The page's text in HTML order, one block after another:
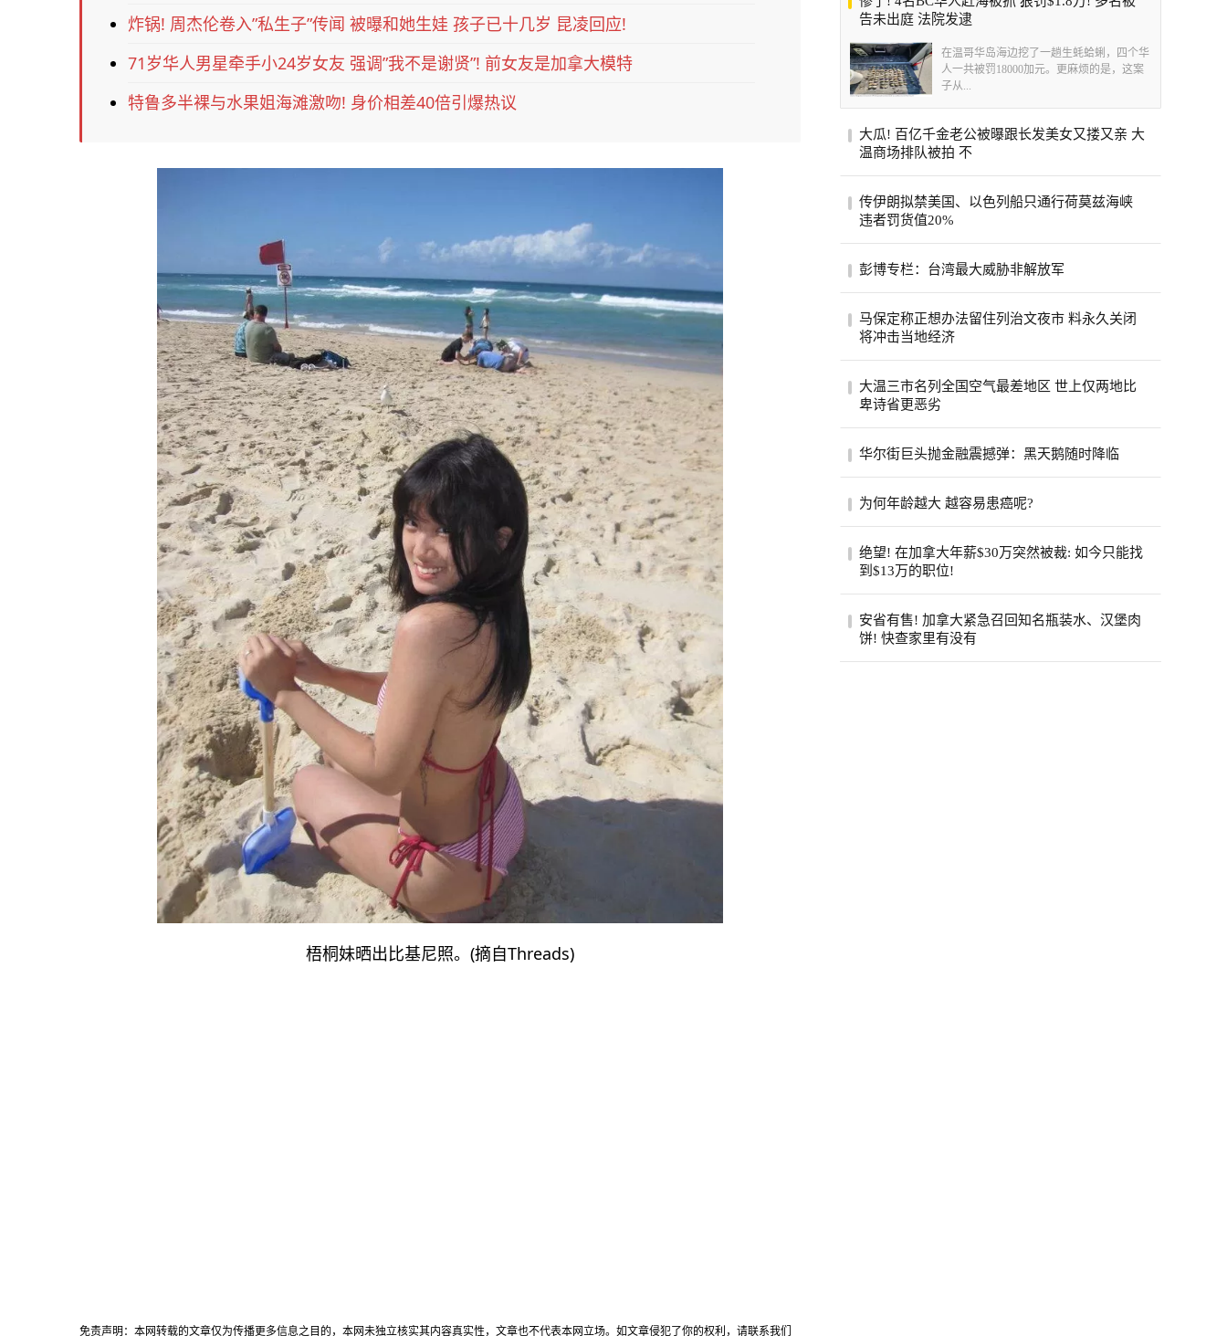
炸锅! 周杰伦卷入”私生子”传闻 被曝和她生娃 孩子已十几岁 昆凌回应!
71岁华人男星牵手小24岁女友 强调”我不是谢贤”! 前女友是加拿大模特
特鲁多半裸与水果姐海滩激吻! 身价相差40倍引爆热议
梧桐妹晒出比基尼照。(摘自Threads)
免责声明：本网转载的文章仅为传播更多信息之目的，本网未独立核实其内容真实性，文章也不代表本网立场。如文章侵犯了你的权利，请联系我们
告未出庭 法院发逮
在温哥华岛海边挖了一趟生蚝蛤蜊，四个华
人一共被罚18000加元。更麻烦的是，这案
子从...
大瓜! 百亿千金老公被曝跟长发美女又搂又亲 大
温商场排队被拍 不
然把香港豪门圈炸开了锅。8月6日，有网友
在社...
传伊朗拟禁美国、以色列船只通行荷莫兹海峡
违者罚货值20%
半官方媒体法斯通讯社（Fars）引述一名议
彭博专栏：台湾最大威胁非解放军
台湾民众更该担心中共的认知作战。（美联
社）...
马保定称正想办法留住列治文夜市 料永久关闭
将冲击当地经济
脚点？列治文市官员们希望如此，他们担心
大温三市名列全国空气最差地区 世上仅两地比
卑诗省更恶劣
空气质素最恶劣地区之列。目前世上只有巴
华尔街巨头抛金融震撼弹：黑天鹅随时降临
开始拉响警报。摩根大通执行长戴蒙
为何年龄越大 越容易患癌呢?
友似乎变多了。五十岁的老张就是如此，原
本以...
绝望! 在加拿大年薪$30万突然被裁: 如今只能找
到$13万的职位!
（r/CanadaJobs）上，一篇关于薪资断崖式
下跌的帖子引...
安省有售! 加拿大紧急召回知名瓶装水、汉堡肉
饼! 快查家里有没有